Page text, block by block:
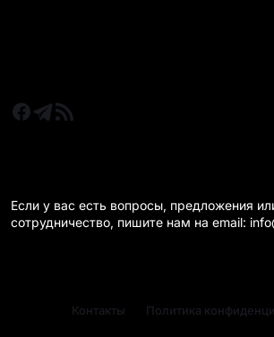
Если у вас есть вопросы, предложения
сотрудничество, пишите нам на email:
Контакты Политика